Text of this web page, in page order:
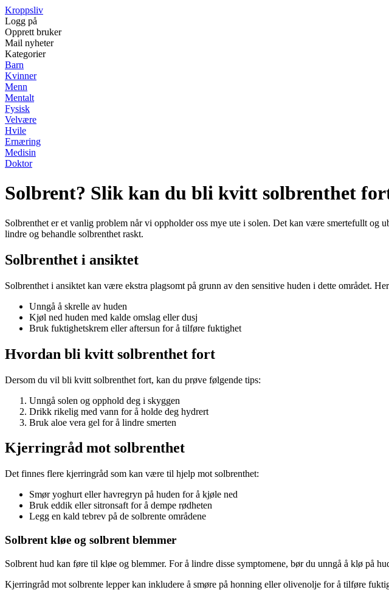
Kroppsliv
Logg på
Opprett bruker
Mail nyheter
Kategorier
Barn
Kvinner
Menn
Mentalt
Fysisk
Velvære
Hvile
Ernæring
Medisin
Doktor
Solbrent? Slik kan du bli kvitt solbrenthet
Solbrenthet er et vanlig problem når vi oppholder oss mye ute i solen. Det kan være smertefullt og
lindre og behandle solbrenthet raskt.
Solbrenthet i ansiktet
Solbrenthet i ansiktet kan være ekstra plagsomt på grunn av den sensitive huden i dette området.
Unngå å skrelle av huden
Kjøl ned huden med kalde omslag eller dusj
Bruk fuktighetskrem eller aftersun for å tilføre fuktighet
Hvordan bli kvitt solbrenthet fort
Dersom du vil bli kvitt solbrenthet fort, kan du prøve følgende tips:
Unngå solen og opphold deg i skyggen
Drikk rikelig med vann for å holde deg hydrert
Bruk aloe vera gel for å lindre smerten
Kjerringråd mot solbrenthet
Det finnes flere kjerringråd som kan være til hjelp mot solbrenthet:
Smør yoghurt eller havregryn på huden for å kjøle ned
Bruk eddik eller sitronsaft for å dempe rødheten
Legg en kald tebrev på de solbrente områdene
Solbrent kløe og solbrent blemmer
Solbrent hud kan føre til kløe og blemmer. For å lindre disse symptomene, bør du unngå å klø på
Kjerringråd mot solbrente lepper kan inkludere å smøre på honning eller olivenolje for å tilføre